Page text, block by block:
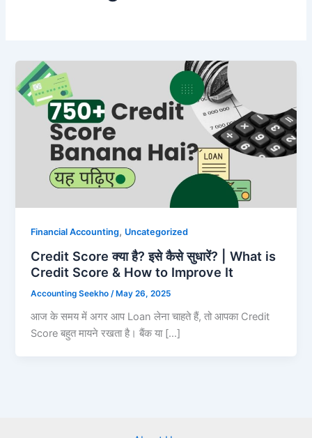
Financial Accounting, Uncategorized
Credit Score क्या है? इसे कैसे सुधारें? | What is
Credit Score & How to Improve It
Accounting Seekho /May 26, 2025
आज के समय में अगर आप Loan लेना चाहते हैं, तो आपका Credit
Score बहुत मायने रखता है। बैंक या […]